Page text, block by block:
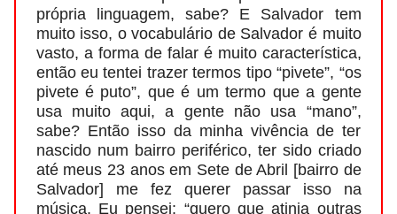
própria linguagem, sabe? E Salvador tem
muito isso, o vocabulário de Salvador é muito
vasto, a forma de falar é muito característica,
então eu tentei trazer termos tipo “pivete”, “os
pivete é puto”, que é um termo que a gente
usa muito aqui, a gente não usa “mano”,
sabe? Então isso da minha vivência de ter
nascido num bairro periférico, ter sido criado
até meus 23 anos em Sete de Abril [bairro de
Salvador] me fez querer passar isso na
música. Eu pensei: “quero que atinja outras